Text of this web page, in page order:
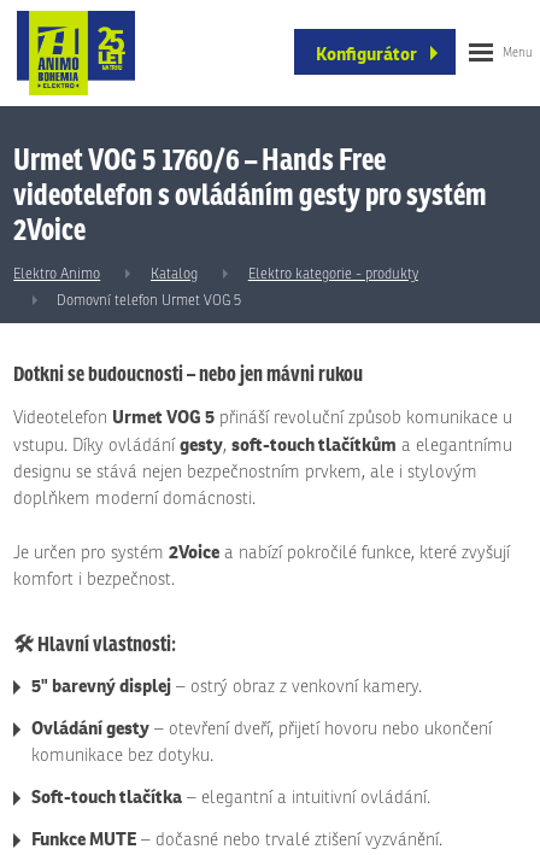
Konfigurátor
Urmet VOG 5 1760/6 – Hands Free
videotelefon s ovládáním gesty pro systém
2Voice
Elektro Animo Katalog
Elektro kategorie - produkty
Domovní telefon Urmet VOG 5
Dotkni se budoucnosti – nebo jen mávni rukou
Videotelefon Urmet VOG 5 přináší revoluční způsob komunikace u
vstupu. Díky ovládánígesty,soft-touch tlačítkům a elegantnímu
designu se stává nejen bezpečnostním prvkem, ale i stylovým
doplňkem moderní domácnosti.
Je určen pro systém2Voice a nabízí pokročilé funkce, které zvyšují
komfort i bezpečnost.
🛠️Hlavní vlastnosti:
5" barevný displej – ostrý obraz z venkovní kamery.
Ovládání gesty – otevření dveří, přijetí hovoru nebo ukončení
komunikace bez dotyku.
Soft-touch tlačítka – elegantní a intuitivní ovládání.
Funkce MUTE – dočasné nebo trvalé ztišení vyzvánění.